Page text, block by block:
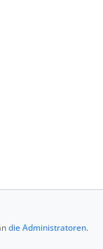
die Administratoren.